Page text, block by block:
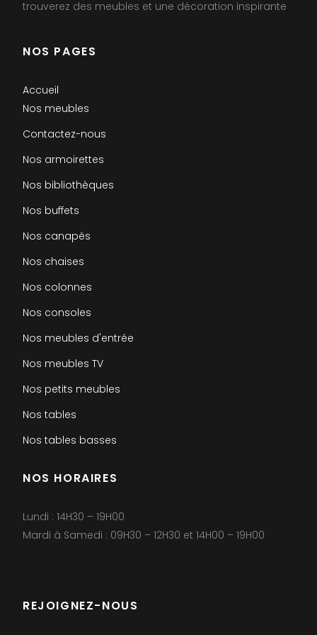
trouverez des meubles et une décoration inspirante
NOS PAGES
Accueil
Nos meubles
Contactez-nous
Nos armoirettes
Nos bibliothèques
Nos buffets
Nos canapés
Nos chaises
Nos colonnes
Nos consoles
Nos meubles d'entrée
Nos meubles TV
Nos petits meubles
Nos tables
Nos tables basses
NOS HORAIRES
Lundi : 14H30 – 19H00
Mardi à Samedi : 09H30 – 12H30 et 14H00 – 19H00
REJOIGNEZ-NOUS